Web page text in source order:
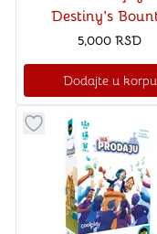
Destiny's
Adventures (na
jeziku)
5,000 RSD
Dodajte u korpu
Dugme za